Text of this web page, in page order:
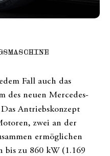
Fall auch das
des neuen Mercedes-
Das Antriebskonzept
zwei an der
ermöglichen
bis zu 860 kW (1.169